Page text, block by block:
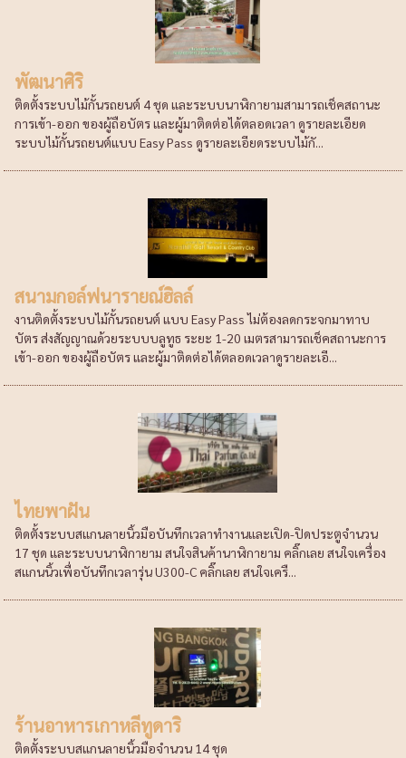
พัฒนาศิริ
ติดตั้งระบบไม้กั้นรถยนต์ 4 ชุด และระบบนาฬิกายามสามารถเช็คสถานะ
การเข้า-ออก ของผู้ถือบัตร และผู้มาติดต่อได้ตลอดเวลา ดูรายละเอียด
ระบบไม้กั้นรถยนต์แบบ Easy Pass ดูรายละเอียดระบบไม้กั...
สนามกอล์ฟนารายณ์ฮิลล์
งานติดตั้งระบบไม้กั้นรถยนต์ แบบ Easy Pass ไม่ต้องลดกระจกมาทาบ
บัตร ส่งสัญญาณด้วยระบบบลูทูธ ระยะ 1-20 เมตรสามารถเช็คสถานะการ
เข้า-ออก ของผู้ถือบัตร และผู้มาติดต่อได้ตลอดเวลาดูรายละเอี...
ไทยพาฝัน
ติดตั้งระบบสแกนลายนิ้วมือบันทึกเวลาทำงานและเปิด-ปิดประตูจำนวน
17 ชุด และระบบนาฬิกายาม สนใจสินค้านาฬิกายาม คลิ๊กเลย สนใจเครื่อง
สแกนนิ้วเพื่อบันทึกเวลารุ่น U300-C คลิ๊กเลย สนใจเครื...
ร้านอาหารเกาหลีทูดาริ
ติดตั้งระบบสแกนลายนิ้วมือจำนวน 14 ชุด